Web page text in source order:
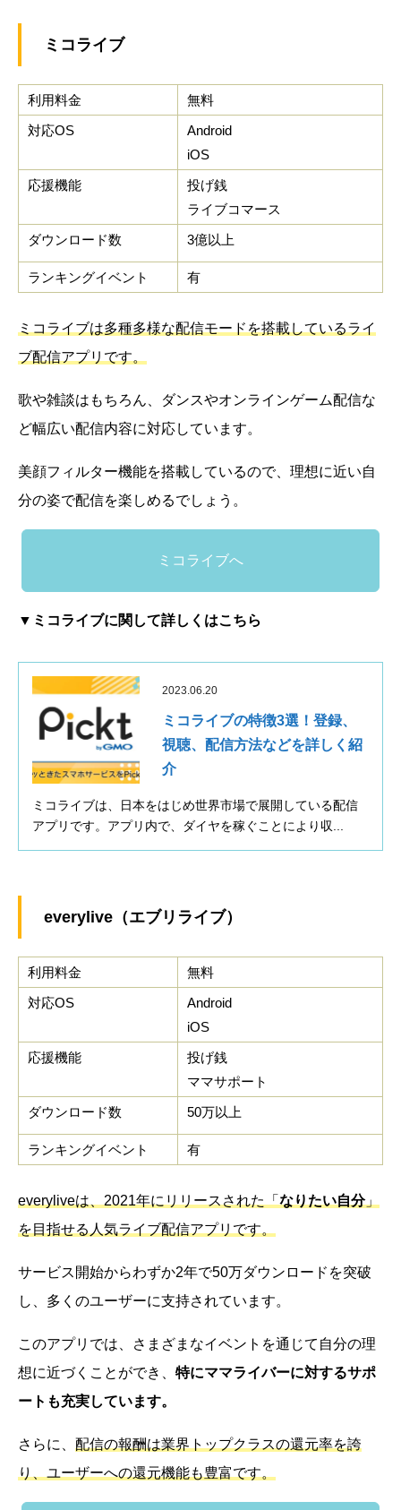
ミコライブ
利用料金
無料
対応OS
Android
iOS
応援機能
投げ銭
ライブコマース
ダウンロード数
3億以上
ランキングイベント 有
ミコライブは多種多様な配信モードを搭載しているライ
ブ配信アプリです。
歌や雑談はもちろん、ダンスやオンラインゲーム配信な
ど幅広い配信内容に対応しています。
美顔フィルター機能を搭載しているので、理想に近い自
分の姿で配信を楽しめるでしょう。
ミコライブへ
▼ミコライブに関して詳しくはこちら
2023.06.20
ミコライブの特徴3選！登録、
視聴、配信方法などを詳しく紹
介
ミコライブは、日本をはじめ世界市場で展開している配信
アプリです。アプリ内で、ダイヤを稼ぐことにより収...
everylive（エブリライブ）
利用料金
無料
対応OS
Android
iOS
応援機能
投げ銭
ママサポート
ダウンロード数
50万以上
ランキングイベント 有
everyliveは、2021年にリリースされた「 なりたい自分」
を目指せる人気ライブ配信アプリです。
サービス開始からわずか2年で50万ダウンロードを突破
し、多くのユーザーに支持されています。
このアプリでは、さまざまなイベントを通じて自分の理
想に近づくことができ、 特にママライバーに対するサポ
ートも充実しています。
さらに、 配信の報酬は業界トップクラスの還元率を誇
り、ユーザーへの還元機能も豊富です。